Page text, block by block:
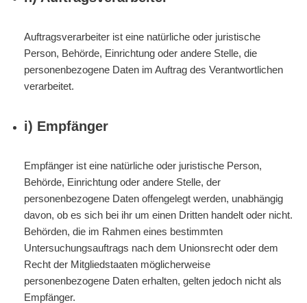
Auftragsverarbeiter ist eine natürliche oder juristische
Person, Behörde, Einrichtung oder andere Stelle, die
personenbezogene Daten im Auftrag des Verantwortlichen
verarbeitet.
i) Empfänger
Empfänger ist eine natürliche oder juristische Person,
Behörde, Einrichtung oder andere Stelle, der
personenbezogene Daten offengelegt werden, unabhängig
davon, ob es sich bei ihr um einen Dritten handelt oder nicht.
Behörden, die im Rahmen eines bestimmten
Untersuchungsauftrags nach dem Unionsrecht oder dem
Recht der Mitgliedstaaten möglicherweise
personenbezogene Daten erhalten, gelten jedoch nicht als
Empfänger.